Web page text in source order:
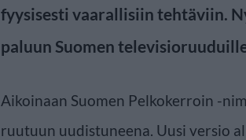
fyysisesti vaarallisiin tehtäviin.
paluun Suomen
Aikoinaan Suomen Pelkokerroin -
ruutuun uudistuneena. Uusi versio